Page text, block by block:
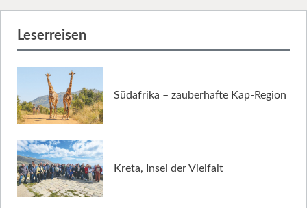
Leserreisen
Südafrika – zauberhafte Kap-Region
Kreta, Insel der Vielfalt